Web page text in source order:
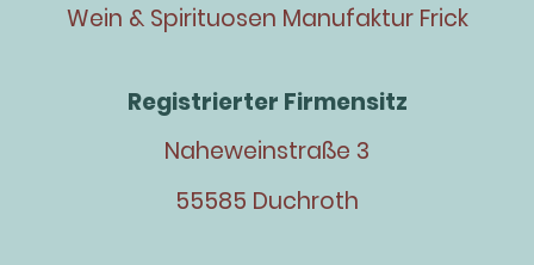
Wein & Spirituosen Manufaktur Frick
Registrierter Firmensitz
Naheweinstraße 3
55585 Duchroth